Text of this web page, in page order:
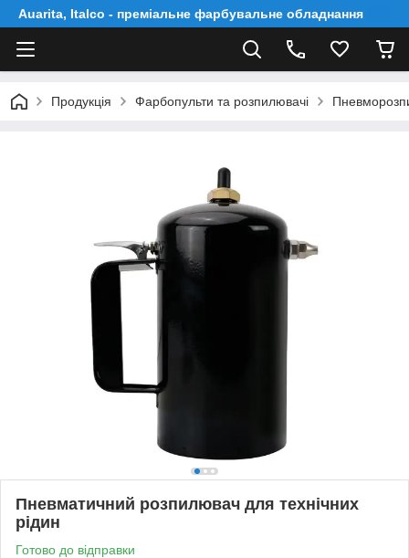
Auarita, Italco - преміальне фарбувальне обладнання
Продукція Фарбопульти та розпилювачі
Пневматичний розпилювач для технічних
рідин
Готово до відправки